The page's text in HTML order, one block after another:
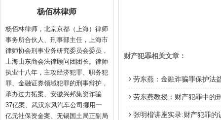
杨佰林律师
杨佰林律师，北京京都（上海）律师
事务所合伙人、刑事部主任，上海市
律师协会刑事业务研究委员会委员，
上海山东商会法律顾问团团长。律师
执业十八年，主攻经济犯罪、职务犯
罪、金融证券领域犯罪的刑事辩护，
承办过力拓案、安徽兴邦集资诈骗
37亿案、武汉东风汽车公司挪用一
亿元社保资金案、无锡国土局正副局
财产犯罪相关文章：
劳东燕：金融诈骗罪保护法
劳东燕教授：财产犯罪中的
张明楷讲座实录:财产犯罪的